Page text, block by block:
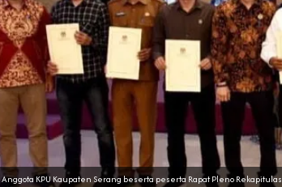
Anggota KPU Kaupaten Serang beserta peserta Rapat Pleno